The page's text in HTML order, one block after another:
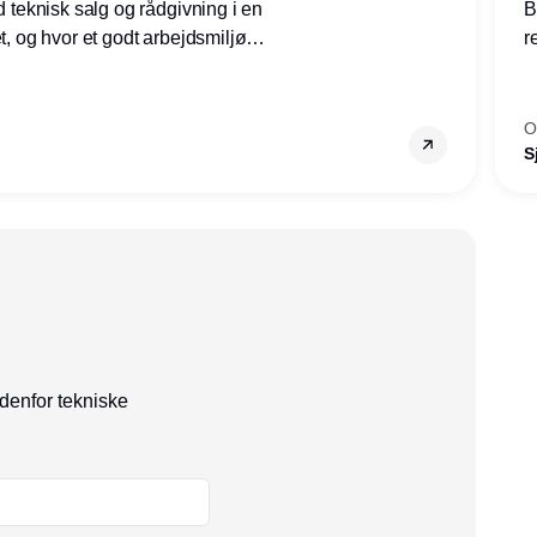
teknisk salg og rådgivning i en
og hvor et godt arbejdsmiljø
tekniske